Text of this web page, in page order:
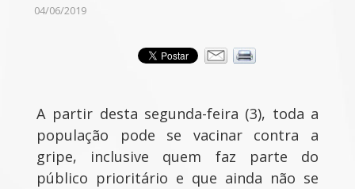
04/06/2019
A partir desta segunda-feira (3), toda a
população pode se vacinar contra a
gripe, inclusive quem faz parte do
público prioritário e que ainda não se